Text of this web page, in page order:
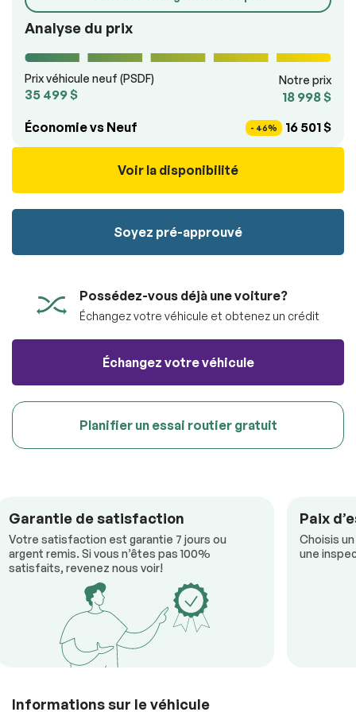
Analyse du prix
Prix véhicule neuf (PSDF)
35 499 $
Notre prix
18 998 $
Économie vs Neuf
- 46% 16 501 $
Voir la disponibilité
Soyez pré-approuvé
Possédez-vous déjà une voiture?
Échangez votre véhicule et obtenez un crédit
Échangez votre véhicule
Planifier un essai routier gratuit
Garantie de satisfaction
Votre satisfaction est garantie 7 jours ou
argent remis. Si vous n’êtes pas 100%
satisfaits, revenez nous voir!
Paix
Choisis
une
Informations sur le véhicule
100% SÉCURITAIRE
Soumettre l'information
véhicule sans aucun frais.